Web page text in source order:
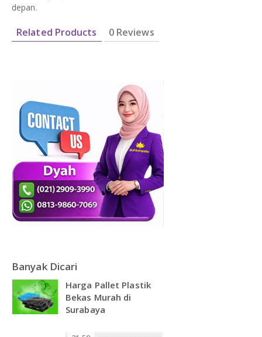
depan.
Related Products 0 Reviews
Banyak Dicari
Harga Pallet Plastik
Bekas Murah di
Surabaya